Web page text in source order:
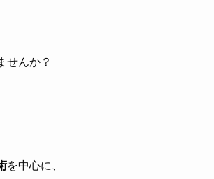
せんか？
を中心に、